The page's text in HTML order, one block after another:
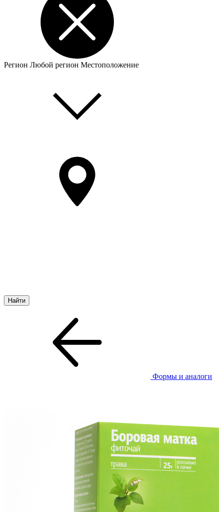
Регион Любой регион Местоположение
Формы и аналоги